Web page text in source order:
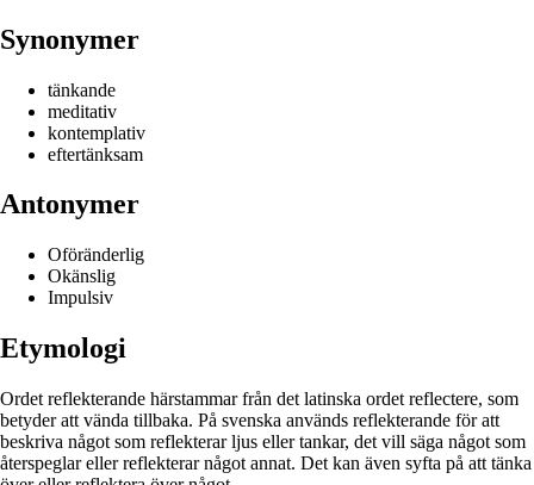
Synonymer
tänkande
meditativ
kontemplativ
eftertänksam
Antonymer
Oföränderlig
Okänslig
Impulsiv
Etymologi
Ordet reflekterande härstammar från det latinska ordet reflectere, som
betyder att vända tillbaka. På svenska används reflekterande för att
beskriva något som reflekterar ljus eller tankar, det vill säga något som
återspeglar eller reflekterar något annat. Det kan även syfta på att tänka